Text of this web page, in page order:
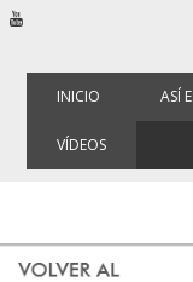
INICIO ASÍ
VÍDEOS